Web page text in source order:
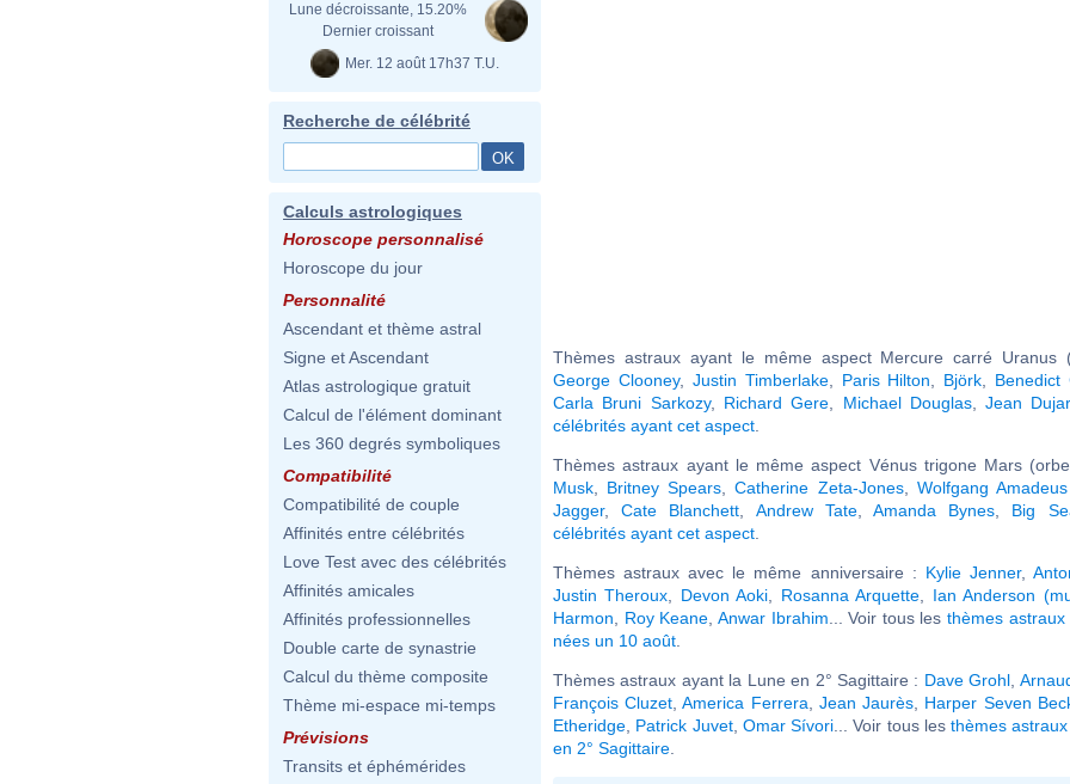
Lune décroissante, 15.20%
Dernier croissant
Mer. 12 août 17h37 T.U.
Recherche de célébrité
Calculs astrologiques
Horoscope personnalisé
Horoscope du jour
Personnalité
Ascendant et thème astral
Signe et Ascendant
Atlas astrologique gratuit
Calcul de l'élément dominant
Les 360 degrés symboliques
Compatibilité
Compatibilité de couple
Affinités entre célébrités
Love Test avec des célébrités
Affinités amicales
Affinités professionnelles
Double carte de synastrie
Calcul du thème composite
Thème mi-espace mi-temps
Prévisions
Transits et éphémérides
Thèmes astraux ayant le même aspect Mercure carré Uranus
George Clooney, Justin Timberlake, Paris Hilton Björk
Benedict
Carla Bruni Sarkozy, Richard Gere Michael Douglas,Jean
célébrités ayant cet aspect
Thèmes astraux ayant le même aspect Vénus trigone Mars
Musk
Britney Spears ,Catherine Zeta-Jones, Wolfgang
Jagger,Cate Blanchett Andrew Tate,Amanda Bynes
Big
célébrités ayant cet aspect
Thèmes astraux avec le même anniversaire : Kylie Jenner,
Justin Theroux
Devon Aoki Rosanna Arquette
Ian Anderson
Harmon
Roy Keane Anwar Ibrahim ... Voir tous lesthèmes
nées un 10 août
Thèmes astraux ayant la Lune en 2° Sagittaire : Dave Grohl
François Cluzet ,America Ferrera Jean Jaurès
Harper Seven
Etheridge Patrick Juvet, Omar Sívori ... Voir tous les thèmes
en 2° Sagittaire